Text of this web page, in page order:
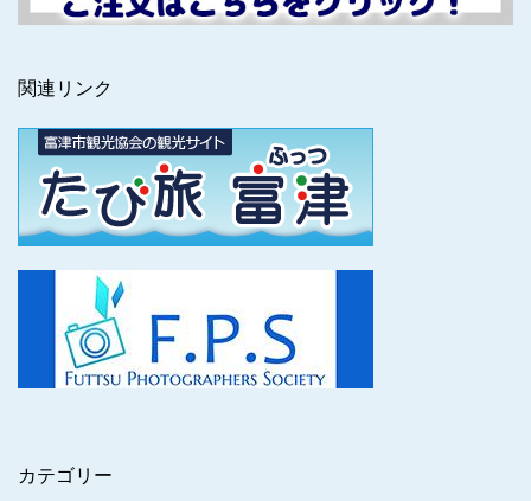
関連リンク
カテゴリー